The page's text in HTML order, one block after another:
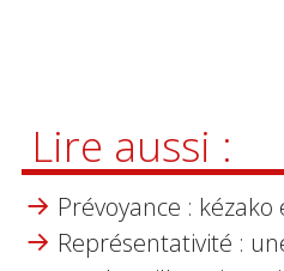
Lire aussi :
Prévoyance :
Représentativité :